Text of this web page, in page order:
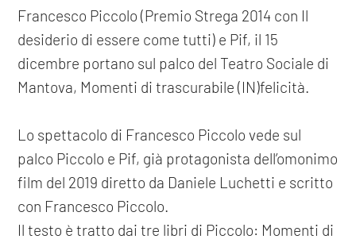
Francesco Piccolo (Premio Strega 2014 con Il
desiderio di essere come tutti) e Pif, il 15
dicembre portano sul palco del Teatro Sociale di
Mantova, Momenti di trascurabile (IN)felicità.
Lo spettacolo di Francesco Piccolo vede sul
palco Piccolo e Pif, già protagonista dell’omonimo
film del 2019 diretto da Daniele Luchetti e scritto
con Francesco Piccolo.
Il testo è tratto dai tre libri di Piccolo: Momenti di